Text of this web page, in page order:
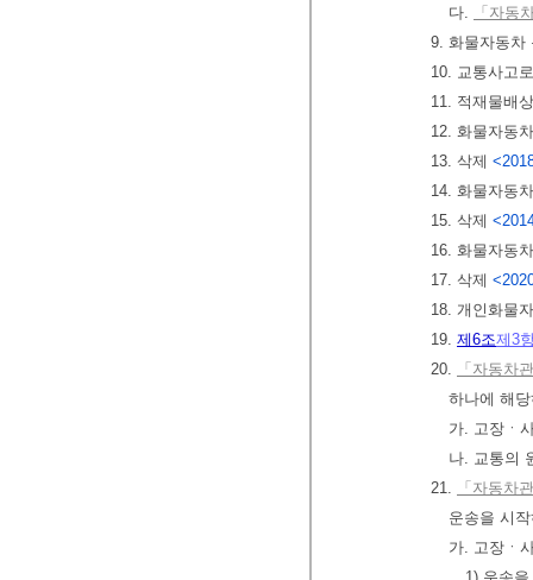
다.
「자동
9. 화물자동차
10. 교통사고
11. 적재물배
12. 화물자동
13. 삭제
14. 화물자동
15. 삭제
16. 화물자동
17. 삭제
18. 개인화물
19. 제6조제3
20.
「자동차
하나에 해
가. 고장ㆍ
나. 교통의
21.
「자동차
운송을 시
가. 고장ㆍ